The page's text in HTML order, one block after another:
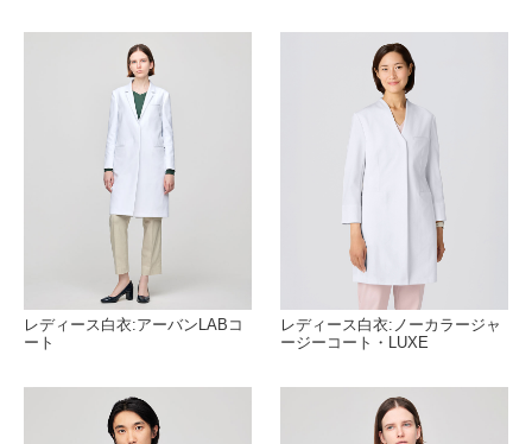
レディース白衣:アーバンLABコ
ート
レディース白衣:ノーカラージャ
ージーコート・LUXE